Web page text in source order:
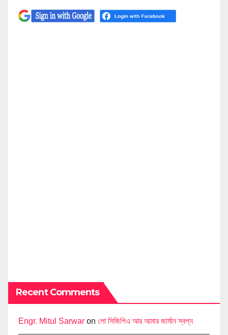
Recent Comments
Engr. Mitul Sarwar on লো সিজিপিএ আর আমার জার্মান স্বপ্ন